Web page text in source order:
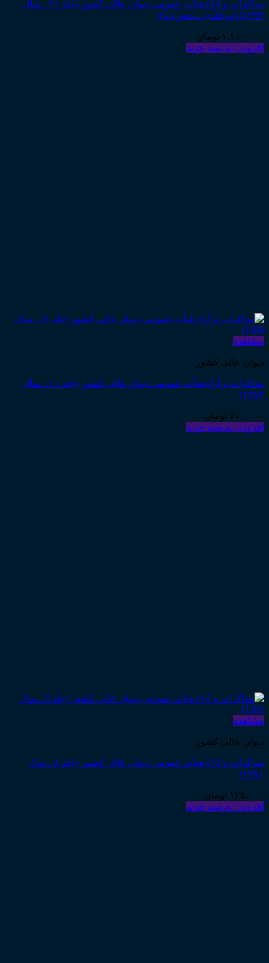
مذاکرات و آراء هیأت عمومی دیوان عالی کشور (جلد ۲۱ ـ سال
۱۳۹۴) (دوجلدی ـ بخش۱و۲)
۱,۱۰۰,۰۰۰ تومان
افزودن به سبد خرید
مشاهده
دیوان عالی کشور
مذاکرات و آراء هیأت عمومی دیوان عالی کشور (جلد ۱۱ ـ سال
۱۳۸۴)
۷۰۰,۰۰۰ تومان
افزودن به سبد خرید
مشاهده
دیوان عالی کشور
مذاکرات و آراء هیأت عمومی دیوان عالی کشور (جلد ۸ ـ سال
۱۳۸۱)
۱۲۵,۰۰۰ تومان
افزودن به سبد خرید